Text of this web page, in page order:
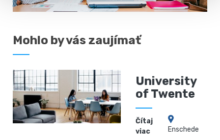
Mohlo by vás zaujímať
University
of Twente
Čítaj
viac
Enschede